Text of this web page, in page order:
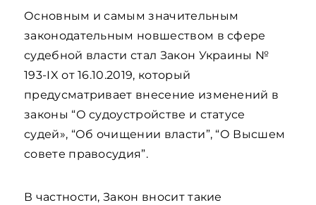
Основным и самым значительным
законодательным новшеством в сфере
судебной власти стал Закон Украины №
193-IX от 16.10.2019, который
предусматривает внесение изменений в
законы “О судоустройстве и статусе
судей», “Об очищении власти”, “О Высшем
совете правосудия”.
В частности, Закон вносит такие